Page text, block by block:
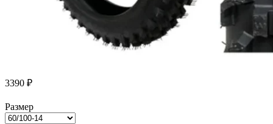
3390 ₽
Размер